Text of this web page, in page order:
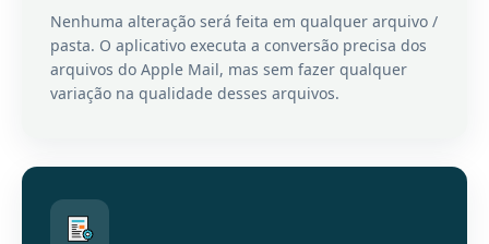
Nenhuma alteração será feita em qualquer arquivo /
pasta. O aplicativo executa a conversão precisa dos
arquivos do Apple Mail, mas sem fazer qualquer
variação na qualidade desses arquivos.